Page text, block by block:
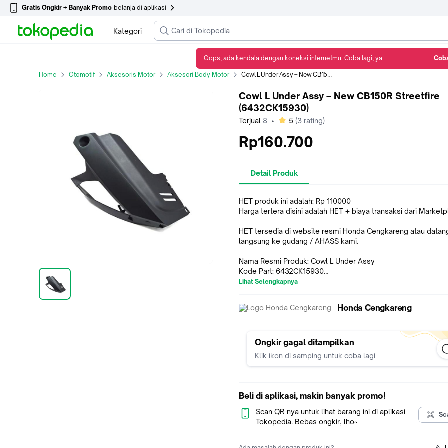
Gratis Ongkir + Banyak Promo belanja di aplikasi
Kategori
Home Otomotif Aksesoris Motor Aksesori Body Motor Cowl L Under Assy – New CB150R Streetfire (6432CK15930)
Cowl L Under Assy – New CB150R Streetfire
(6432CK15930)
Terjual 8 • bintang
5 (3 rating)
Rp160.700
Detail Produk
HET produk ini adalah: Rp 110000
Harga tertera disini adalah HET + biaya transaksi dari
HET tersedia di website resmi Honda Cengkareng atau
langsung ke gudang / AHASS kami.
Nama Resmi Produk: Cowl L Under Assy
Kode Part: 6432CK15930
Kategori: Cover Body
CB150R StreetFire K15G (2015 - 2018)
Anda bisa mengembalikan barang (dalam kondisi baru, belum
digunakan) ke kami dalam 7 hari kerja setelah barang diterima.
akan mengembalikan uang anda.
Lihat Selengkapnya
Honda Cengkareng
Ongkir gagal ditampilkan
Klik ikon di samping untuk coba lagi
Beli di aplikasi, makin banyak promo!
Scan QR-nya untuk lihat barang ini di aplikasi
Tokopedia. Bebas ongkir, lho~
Oops, ada kendala dengan koneksi internetmu. Coba lagi, ya!